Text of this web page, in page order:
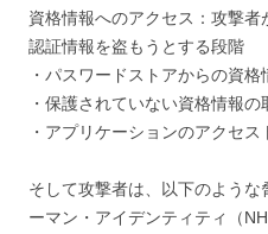
資格情報へのアクセス：攻撃者
認証情報を盗もうとする段階
・パスワードストアからの資格
・保護されていない資格情報の
・アプリケーションのアクセス
そして攻撃者は、以下のような
ーマン・アイデンティティ（